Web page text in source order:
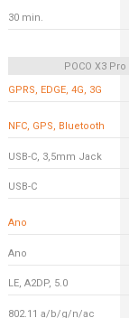
30 min.
POCO X3 Pro
GPRS, EDGE, 4G, 3G
NFC, GPS, Bluetooth
USB-C, 3,5mm Jack
USB-C
Ano
Ano
LE, A2DP, 5.0
802.11 a/b/g/n/ac